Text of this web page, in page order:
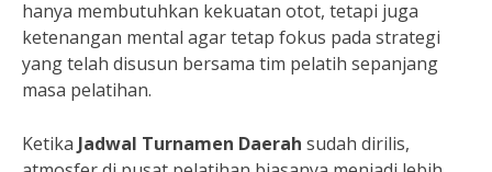
hanya membutuhkan kekuatan otot, tetapi juga
ketenangan mental agar tetap fokus pada strategi
yang telah disusun bersama tim pelatih sepanjang
masa pelatihan.
Ketika Jadwal Turnamen Daerah sudah dirilis,